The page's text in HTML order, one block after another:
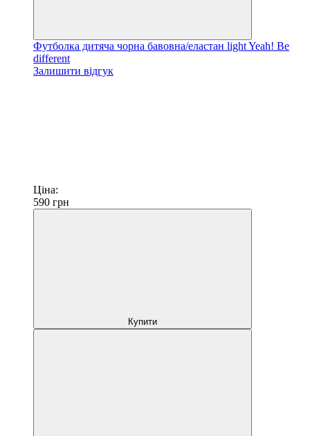
Футболка дитяча чорна бавовна/еластан light Yeah! Be
different
Залишити відгук
Ціна:
590 грн
Купити